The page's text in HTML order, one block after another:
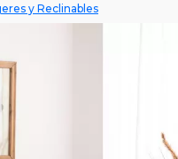
y Reclinables